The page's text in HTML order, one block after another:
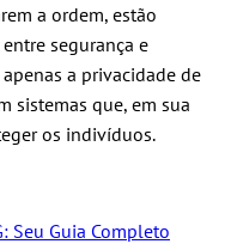
a ordem, estão
segurança e
a privacidade de
sistemas que, em sua
os indivíduos.
Seu Guia Completo